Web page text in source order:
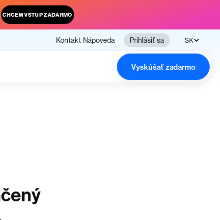
CHCEM VSTUP ZADARMO
Kontakt Nápoveda Prihlásiť sa SK
Vyskúšať zadarmo